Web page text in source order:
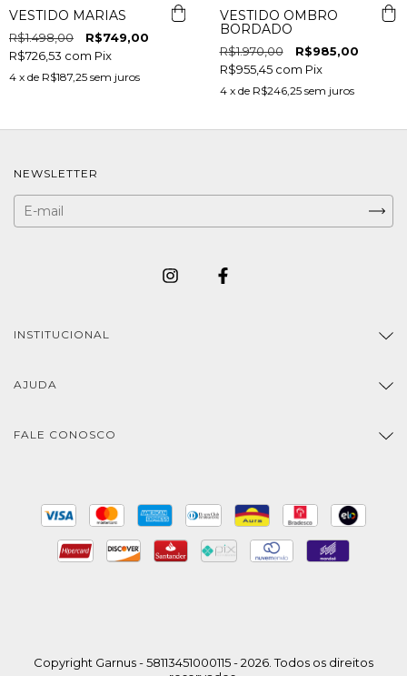
VESTIDO MARIAS
R$1.498,00
R$749,00
R$726,53 com Pix
4 x de R$187,25 sem juros
VESTIDO OMBRO
BORDADO
R$1.970,00
R$985,00
R$955,45 com Pix
4 x de R$246,25 sem juros
NEWSLETTER
INSTITUCIONAL
AJUDA
FALE CONOSCO
Copyright Garnus - 58113451000115 - 2026. Todos os direitos